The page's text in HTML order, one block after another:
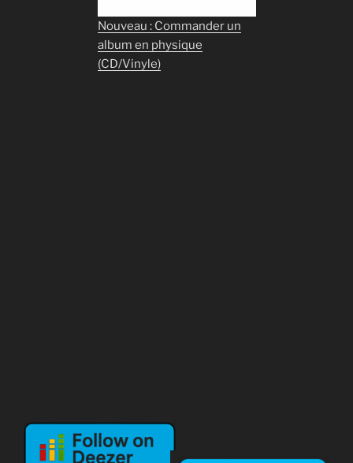
Nouveau : Commander un
album en physique
(CD/Vinyle)